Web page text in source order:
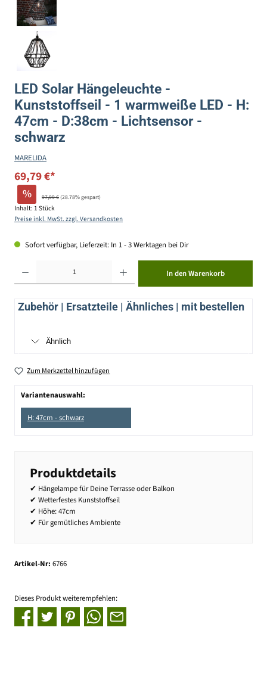
LED Solar Hängeleuchte -
Kunststoffseil - 1 warmweiße LED - H:
47cm - D:38cm - Lichtsensor -
schwarz
MARELIDA
69,79 €*
% 97,99 €(28.78% gespart)
Inhalt: 1 Stück
Preise inkl. MwSt. zzgl. Versandkosten
Sofort verfügbar, Lieferzeit: In 1 - 3 Werktagen bei Dir
In den Warenkorb
Zubehör | Ersatzteile | Ähnliches | mit bestellen
Ähnlich
Zum Merkzettel hinzufügen
Variantenauswahl:
H: 47cm - schwarz
Produktdetails
✔ Hängelampe für Deine Terrasse oder Balkon
✔ Wetterfestes Kunststoffseil
✔ Höhe: 47cm
✔ Für gemütliches Ambiente
Artikel-Nr: 6766
Dieses Produkt weiterempfehlen: